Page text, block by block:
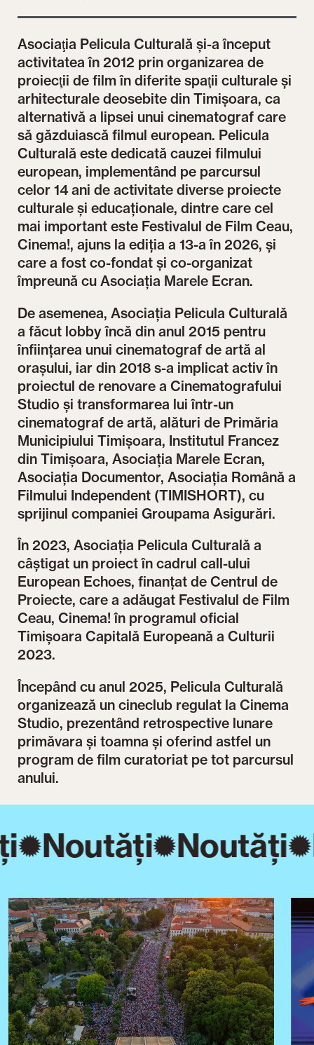
Asociaţia Pelicula Culturală şi-a început
activitatea în 2012 prin organizarea de
proiecţii de film în diferite spaţii culturale şi
arhitecturale deosebite din Timişoara, ca
alternativă a lipsei unui cinematograf care
să găzduiască filmul european. Pelicula
Culturală este dedicată cauzei filmului
european, implementând pe parcursul
celor 14 ani de activitate diverse proiecte
culturale și educaționale, dintre care cel
mai important este Festivalul de Film Ceau,
Cinema!, ajuns la ediția a 13-a în 2026, și
care a fost co-fondat și co-organizat
împreună cu Asociația Marele Ecran.
De asemenea, Asociația Pelicula Culturală
a făcut lobby încă din anul 2015 pentru
înființarea unui cinematograf de artă al
orașului, iar din 2018 s-a implicat activ în
proiectul de renovare a Cinematografului
Studio și transformarea lui într-un
cinematograf de artă, alături de Primăria
Municipiului Timișoara, Institutul Francez
din Timișoara, Asociația Marele Ecran,
Asociația Documentor, Asociația Română a
Filmului Independent (TIMISHORT), cu
sprijinul companiei Groupama Asigurări.
În 2023, Asociația Pelicula Culturală a
câștigat un proiect în cadrul call-ului
European Echoes, finanțat de Centrul de
Proiecte, care a adăugat Festivalul de Film
Ceau, Cinema! în programul oficial
Timișoara Capitală Europeană a Culturii
2023.
Începând cu anul 2025, Pelicula Culturală
organizează un cineclub regulat la Cinema
Studio, prezentând retrospective lunare
primăvara și toamna și oferind astfel un
program de film curatoriat pe tot parcursul
anului.
Noutăți Noutăți